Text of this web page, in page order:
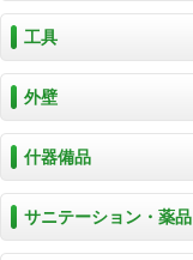
工具
外壁
什器備品
サニテーション・薬品